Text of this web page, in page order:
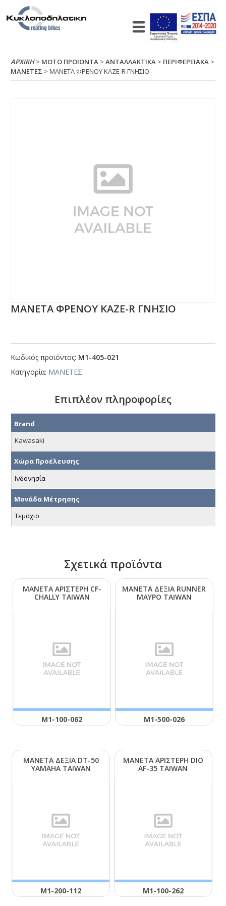
ΑΡΧΙΚΉ> ΜΟΤΟ ΠΡΟΪΟΝΤΑ >ΑΝΤΑΛΛΑΚΤΙΚΑ > ΠΕΡΙΦΕΡΕΙΑΚΑ >
ΜΑΝΕΤΕΣ > ΜΑΝΕΤΑ ΦΡΕΝΟΥ ΚΑΖΕ-R ΓΝΗΣΙΟ
ΜΑΝΕΤΑ ΦΡΕΝΟΥ ΚΑΖΕ-R ΓΝΗΣΙΟ
Κωδικός προϊόντος: Μ1-405-021
Κατηγορία: ΜΑΝΕΤΕΣ
Επιπλέον πληροφορίες
Brand
Kawasaki
Χώρα Προέλευσης
Ινδονησία
Μονάδα Μέτρησης
Τεμάχιο
Σχετικά προϊόντα
ΜΑΝΕΤΑ ΑΡΙΣΤΕΡΗ CF-
CΗΑLLΥ ΤΑΙWΑΝ
Μ1-100-062
ΜΑΝΕΤΑ ΔΕΞΙΑ RUΝΝΕR
ΜΑΥΡΟ ΤΑΙWΑΝ
Μ1-500-026
ΜΑΝΕΤΑ ΔΕΞΙΑ DΤ-50
ΥΑΜΑΗΑ ΤΑΙWΑΝ
Μ1-200-112
ΜΑΝΕΤΑ ΑΡΙΣΤΕΡΗ DΙΟ
ΑF-35 ΤΑΙWΑΝ
Μ1-100-262